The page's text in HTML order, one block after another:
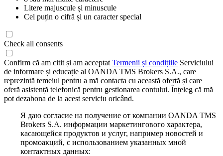
Litere majuscule și minuscule
Cel puțin o cifră și un caracter special
Check all consents
Confirm că am citit și am acceptat Termenii și condițiile Serviciului
de informare și educație al OANDA TMS Brokers S.A., care
reprezintă temeiul pentru a mă contacta cu această ofertă și care
oferă asistență telefonică pentru gestionarea contului. Înțeleg că mă
pot dezabona de la acest serviciu oricând.
Я даю согласие на получение от компании OANDA TMS
Brokers S.A. информации маркетингового характера,
касающейся продуктов и услуг, например новостей и
промоакций, с использованием указанных мной
контактных данных: